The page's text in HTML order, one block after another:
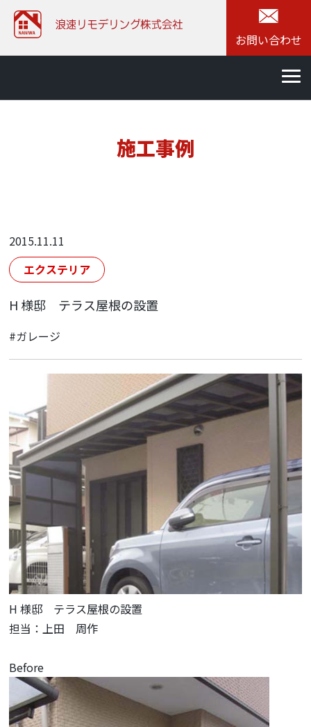
お問い合わせ
施工事例
2015.11.11
エクステリア
H 様邸 テラス屋根の設置
#ガレージ
H 様邸 テラス屋根の設置
担当：上田 周作
Before